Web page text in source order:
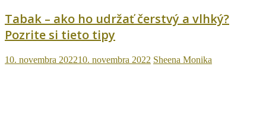
Tabak – ako ho udržať čerstvý a vlhký?
Pozrite si tieto tipy
10. novembra 202210. novembra 2022 Sheena Monika